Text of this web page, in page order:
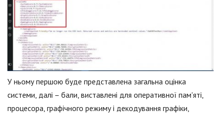
У ньому першою буде представлена загальна оцінка
системи, далі – бали, виставлені для оперативної пам'яті,
процесора, графічного режиму і декодування графіки,